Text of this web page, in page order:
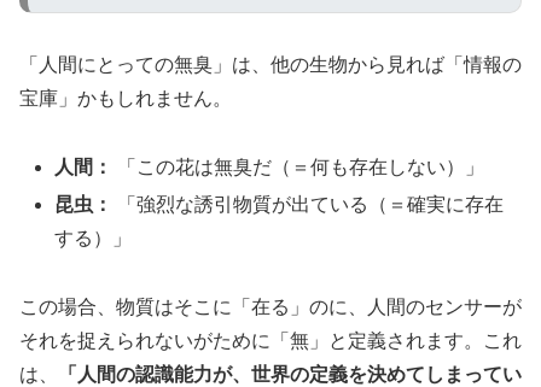
「人間にとっての無臭」は、他の生物から見れば「情報の
宝庫」かもしれません。
人間：
「この花は無臭だ（＝何も存在しない）」
昆虫：
「強烈な誘引物質が出ている（＝確実に存在
する）」
この場合、物質はそこに「在る」のに、人間のセンサーが
それを捉えられないがために「無」と定義されます。これ
は、
「人間の認識能力が、世界の定義を決めてしまってい